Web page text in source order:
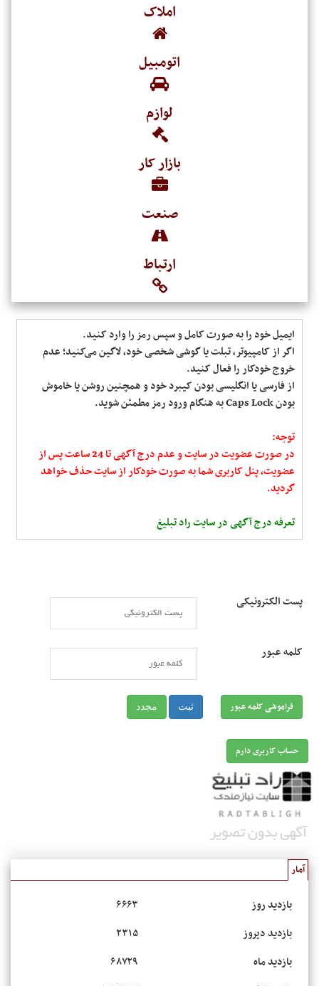
املاک
اتومبیل
لوازم
بازار کار
صنعت
ارتباط
ایمیل خود را به صورت کامل و سپس رمز را وارد کنید.
اگر از کامپیوتر، تبلت یا گوشی شخصی خود، لاگین می‌کنید؛ عدم
خروج خودکار را فعال کنید.
از فارسی یا انگلیسی بودن کیبرد خود و همچنین روشن یا خاموش
بودن Caps Lock به هنگام ورود رمز مطمئن شوید.
توجه:
در صورت عضویت در سایت و عدم درج آگهی تا 24 ساعت پس از
عضویت, پنل کاربری شما به صورت خودکار از سایت حذف خواهد
گردید.
تعرفه درج آگهی در سایت راد تبلیغ
پست الکترونیکی
کلمه عبور
فراموشی کلمه عبور ثبت مجدد
حساب کاربری دارم
آمار
بازدید روز
۶۶۶۳
بازدید دیروز
۲۳۱۵
بازدید ماه
۶۸۷۲۹